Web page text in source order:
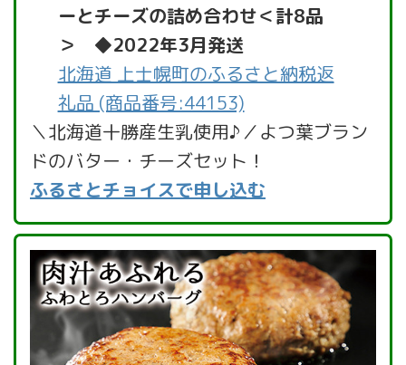
ーとチーズの詰め合わせ＜計8品
＞ ◆2022年3月発送
北海道 上士幌町のふるさと納税返
礼品 (商品番号:44153)
＼北海道十勝産生乳使用♪／よつ葉ブラン
ドのバター・チーズセット！
ふるさとチョイスで申し込む